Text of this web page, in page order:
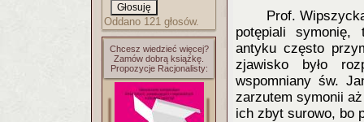
Oddano 121 głosów.
Chcesz wiedzieć więcej?
Zamów dobrą książkę.
Propozycje Racjonalisty:
Prof.
potępiali symonię,
antyku często
zjawisko było
wspomniany św.
zarzutem symonii
ich zbyt surowo, bo